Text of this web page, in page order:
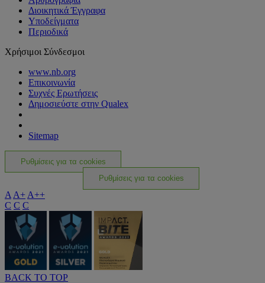
Διοικητικά Έγγραφα
Υποδείγματα
Περιοδικά
Χρήσιμοι Σύνδεσμοι
www.nb.org
Επικοινωνία
Συχνές Ερωτήσεις
Δημοσιεύστε στην Qualex
Sitemap
Ρυθμίσεις για τα cookies
Ρυθμίσεις για τα cookies
A A+ A++
C C C
BACK TO TOP